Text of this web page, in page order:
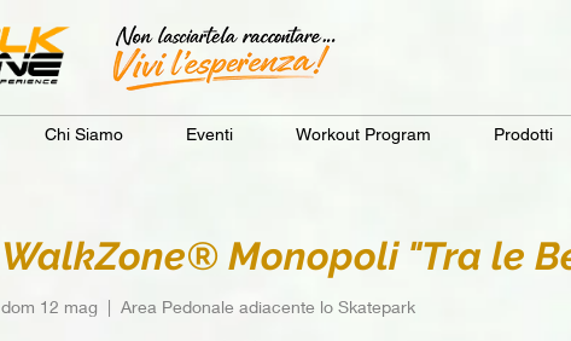
Chi Siamo Eventi Workout Program Prodotti
WalkZone® Monopoli "Tra le
dom 12 mag
  |
Area Pedonale adiacente lo Skatepark